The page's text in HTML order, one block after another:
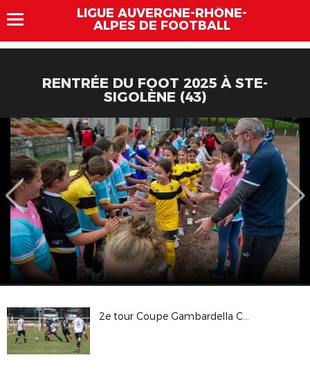
LIGUE AUVERGNE-RHÔNE-
ALPES DE FOOTBALL
RENTRÉE DU FOOT 2025 À STE-
SIGOLÈNE (43)
2e tour Coupe Gambardella CA : US Bas en Basset / FC Espaly